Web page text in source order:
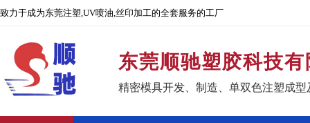
致力于成为东莞注塑,UV喷油,丝印加工的全套服务的工厂
东莞顺驰塑胶科技
精密模具开发、制造、单双色注塑成